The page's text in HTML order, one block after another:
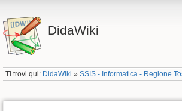
DidaWiki
Ti trovi qui: DidaWiki »SSIS - Informatica - Regione